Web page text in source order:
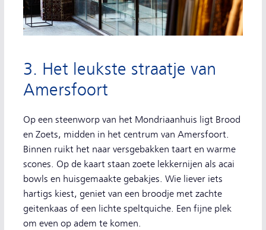
3. Het leukste straatje van
Amersfoort
Op een steenworp van het Mondriaanhuis ligt Brood
en Zoets, midden in het centrum van Amersfoort.
Binnen ruikt het naar versgebakken taart en warme
scones. Op de kaart staan zoete lekkernijen als acai
bowls en huisgemaakte gebakjes. Wie liever iets
hartigs kiest, geniet van een broodje met zachte
geitenkaas of een lichte speltquiche. Een fijne plek
om even op adem te komen.